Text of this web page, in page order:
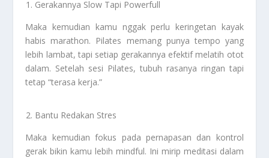
Gerakannya Slow Tapi Powerfull
Maka kemudian kamu nggak perlu keringetan kayak
habis marathon. Pilates memang punya tempo yang
lebih lambat, tapi setiap gerakannya efektif melatih otot
dalam. Setelah sesi Pilates, tubuh rasanya ringan tapi
tetap “terasa kerja.”
Bantu Redakan Stres
Maka kemudian fokus pada pernapasan dan kontrol
gerak bikin kamu lebih mindful. Ini mirip meditasi dalam